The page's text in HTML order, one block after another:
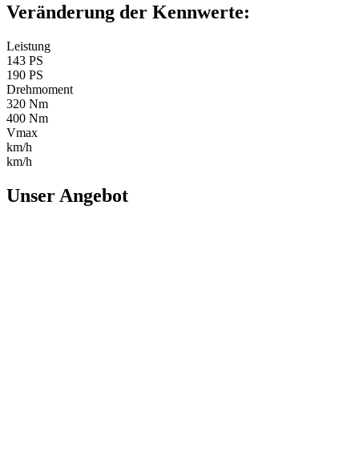
Veränderung der Kennwerte:
Leistung
143 PS
190 PS
Drehmoment
320 Nm
400 Nm
Vmax
km/h
km/h
Unser Angebot